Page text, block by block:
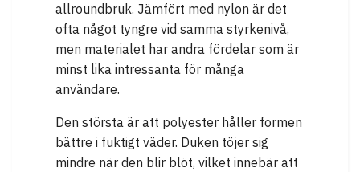
allroundbruk. Jämfört med nylon är det
ofta något tyngre vid samma styrkenivå,
men materialet har andra fördelar som är
minst lika intressanta för många
användare.
Den största är att polyester håller formen
bättre i fuktigt väder. Duken töjer sig
mindre när den blir blöt, vilket innebär att